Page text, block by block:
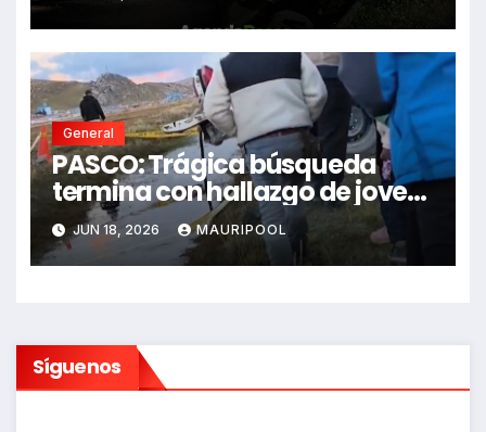
dejando dos fallecidos
General
PASCO: Trágica búsqueda
termina con hallazgo de joven
sin vida en Rancas
JUN 18, 2026 MAURIPOOL
Síguenos